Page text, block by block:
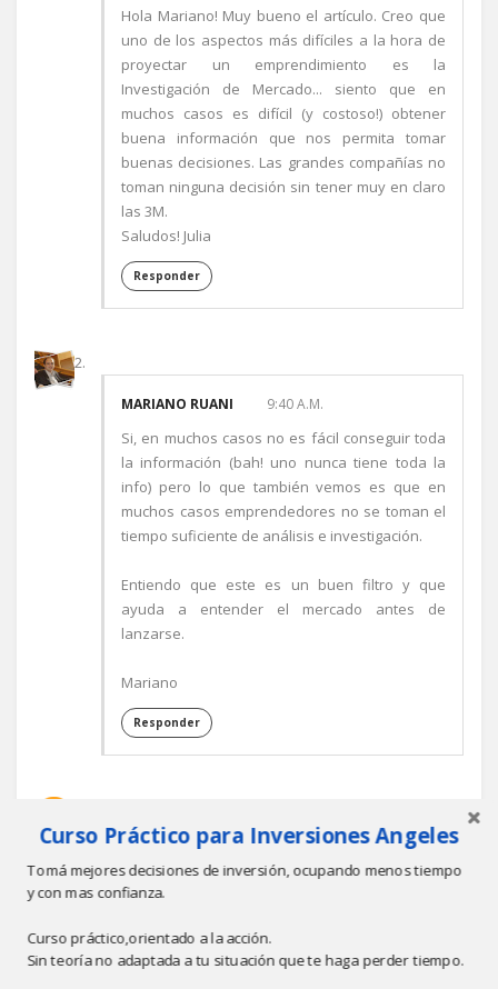
Hola Mariano! Muy bueno el artículo. Creo que
uno de los aspectos más difíciles a la hora de
proyectar un emprendimiento es la
Investigación de Mercado... siento que en
muchos casos es difícil (y costoso!) obtener
buena información que nos permita tomar
buenas decisiones. Las grandes compañías no
toman ninguna decisión sin tener muy en claro
las 3M.
Saludos! Julia
Responder
MARIANO RUANI 9:40 A.M.
Si, en muchos casos no es fácil conseguir toda
la información (bah! uno nunca tiene toda la
info) pero lo que también vemos es que en
muchos casos emprendedores no se toman el
tiempo suficiente de análisis e investigación.
Entiendo que este es un buen filtro y que
ayuda a entender el mercado antes de
lanzarse.
Mariano
Responder
8:18 P.M.
hola mariano necesito conectarme con usted
san luis
dianamorales46@hotmail.com si es posible
Curso Práctico para Inversiones Angeles
Tomá mejores decisiones de inversión, ocupando menos tiempo
y con mas confianza.
Curso práctico,orientado a la acción.
Sin teoría no adaptada a tu situación que te haga perder tiempo.